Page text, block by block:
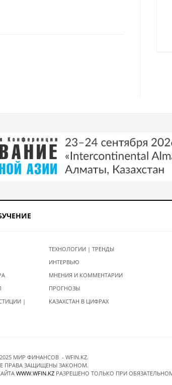
в США
пароли
|
ТЕХНОЛОГИИ | ТРЕНДЫ
ИНТЕРВЬЮ
МНЕНИЯ И КОММЕНТАРИИ
ПРОГНОЗЫ
КАЗАХСТАН В ЦИФРАХ
МИР ФИНАНСОВ - WFIN.KZ.
ПРАВА ЗАЩИЩЕНЫ ЗАКОНОМ.
WWW.WFIN.KZ РАЗРЕШЕНО ТОЛЬКО ПРИ